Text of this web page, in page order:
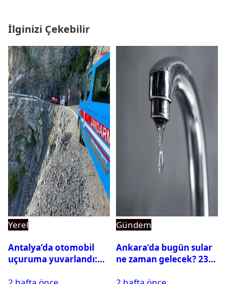
İlginizi Çekebilir
Yerel
Antalya’da otomobil
uçuruma yuvarlandı:
Gündem
Ankara’da bugün sular
ne zaman gelecek? 23